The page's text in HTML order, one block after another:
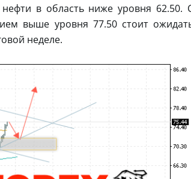
в область ниже уровня 62.50.
выше уровня 77.50 стоит
неделе.